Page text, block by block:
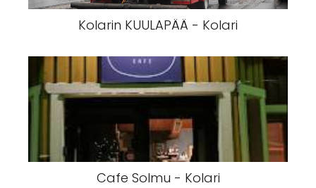
Kolarin KUULAPÄÄ - Kolari
Cafe Solmu - Kolari